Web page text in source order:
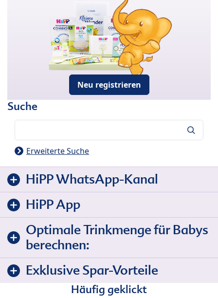
Neu registrieren
Suche
Erweiterte Suche
HiPP WhatsApp-Kanal
HiPP App
Optimale Trinkmenge für Babys
berechnen:
Exklusive Spar-Vorteile
Häufig geklickt